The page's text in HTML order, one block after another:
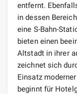
entfernt.
in dessen
eine S-Bahn-
bieten einen
Altstadt in ihrer
zeichnet sich
Einsatz
beginnt für